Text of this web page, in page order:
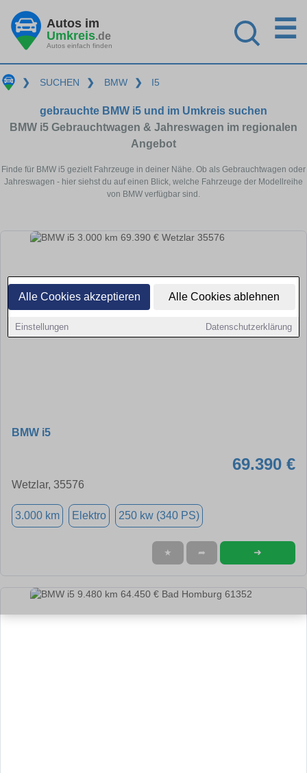
Alle Cookies akzeptieren Alle Cookies ablehnen
Einstellungen Datenschutzerklärung
Autos im
Umkreis.de
Autos einfach finden
☰
❯ SUCHEN ❯ BMW ❯ I5
gebrauchte BMW i5 und im Umkreis suchen
BMW i5 Gebrauchtwagen & Jahreswagen im regionalen
Angebot
Finde für BMW i5 gezielt Fahrzeuge in deiner Nähe. Ob als Gebrauchtwagen oder
Jahreswagen - hier siehst du auf einen Blick, welche Fahrzeuge der Modellreihe
von BMW verfügbar sind.
BMW i5
69.390 €
Wetzlar, 35576
3.000 km Elektro 250 kw (340 PS)
★ ➦ ➜